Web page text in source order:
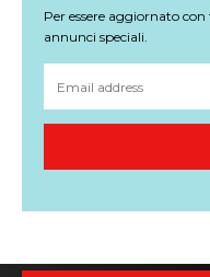
Per essere aggiornato
annunci speciali.